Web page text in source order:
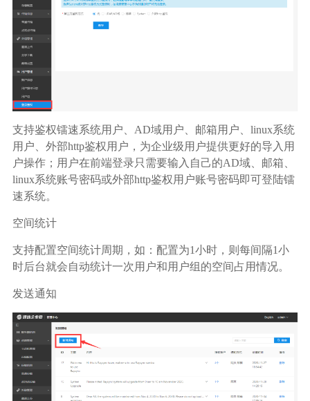
支持鉴权镭速系统用户、AD域用户、邮箱用户、linux系统
用户、外部http鉴权用户，为企业级用户提供更好的导入用
户操作；用户在前端登录只需要输入自己的AD域、邮箱、
linux系统账号密码或外部http鉴权用户账号密码即可登陆镭
速系统。
空间统计
支持配置空间统计周期，如：配置为1小时，则每间隔1小
时后台就会自动统计一次用户和用户组的空间占用情况。
发送通知